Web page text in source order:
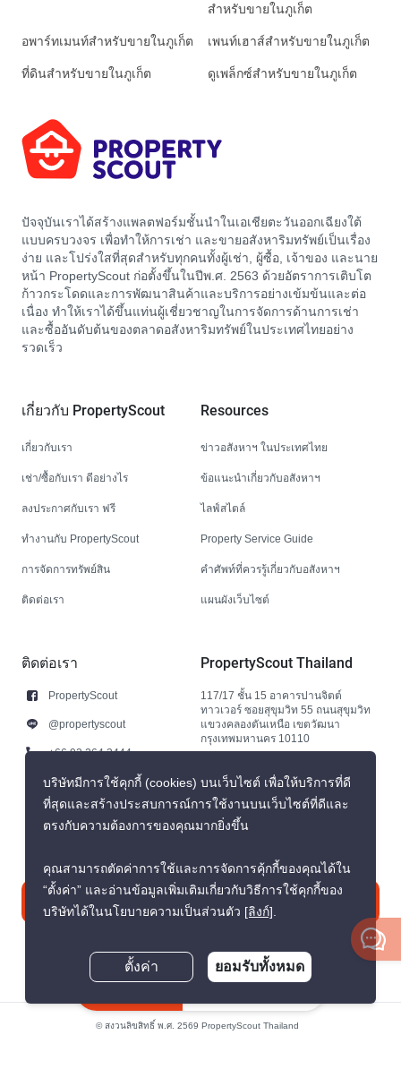
สำหรับขายในภูเก็ต
อพาร์ทเมนท์สำหรับขายในภูเก็ต เพนท์เฮาส์สำหรับขายในภูเก็ต
ที่ดินสำหรับขายในภูเก็ต ดูเพล็กซ์สำหรับขายในภูเก็ต
ปัจจุบันเราได้สร้างแพลตฟอร์มชั้นนำในเอเชียตะวันออกเฉียงใต้
แบบครบวงจร เพื่อทำให้การเช่า และขายอสังหาริมทรัพย์เป็นเรื่อง
ง่าย และโปร่งใสที่สุดสำหรับทุกคนทั้งผู้เช่า, ผู้ซื้อ, เจ้าของ และนาย
หน้า PropertyScout ก่อตั้งขึ้นในปีพ.ศ. 2563 ด้วยอัตราการเติบโต
ก้าวกระโดดและการพัฒนาสินค้าและบริการอย่างเข้มข้นและต่อ
เนื่อง ทำให้เราได้ขึ้นแท่นผู้เชี่ยวชาญในการจัดการด้านการเช่า
และซื้ออันดับต้นของตลาดอสังหาริมทรัพย์ในประเทศไทยอย่าง
รวดเร็ว
เกี่ยวกับ PropertyScout
เกี่ยวกับเรา
เช่า/ซื้อกับเรา ดีอย่างไร
ลงประกาศกับเรา ฟรี
ทำงานกับ PropertyScout
การจัดการทรัพย์สิน
ติดต่อเรา
Resources
ข่าวอสังหาฯ ในประเทศไทย
ข้อแนะนำเกี่ยวกับอสังหาฯ
ไลฟ์สไตล์
Property Service Guide
คำศัพท์ที่ควรรู้เกี่ยวกับอสังหาฯ
แผนผังเว็บไซต์
ติดต่อเรา
PropertyScout
@propertyscout
+66 92 264 3444
+66 92 264 3444
contact@propertyscout.co.th
PropertyScout Thailand
117/17 ชั้น 15 อาคารปานจิตต์
ทาวเวอร์ ซอยสุขุมวิท 55 ถนนสุขุมวิท
แขวงคลองตันเหนือ เขตวัฒนา
กรุงเทพมหานคร 10110
ติดต่อเรา
© สงวนลิขสิทธิ์ พ.ศ. 2569 PropertyScout Thailand
บริษัทมีการใช้คุกกี้ (cookies) บนเว็บไซต์ เพื่อให้บริการที่ดี
ที่สุดและสร้างประสบการณ์การใช้งานบนเว็บไซต์ที่ดีและ
ตรงกับความต้องการของคุณมากยิ่งขึ้น
คุณสามารถตัดค่าการใช้และการจัดการคุ้กกี้ของคุณได้ใน
“ตั้งค่า” และอ่านข้อมูลเพิ่มเติมเกี่ยวกับวิธีการใช้คุกกี้ของ
บริษัทได้ในนโยบายความเป็นส่วนตัว [ลิงก์].
ตั้งค่า ยอมรับทั้งหมด